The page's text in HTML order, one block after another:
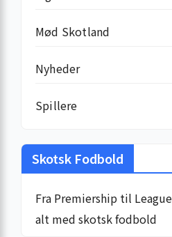
Mød Skotland
Nyheder
Spillere
Skotsk Fodbold
Fra Premiership til
alt med skotsk fodbold